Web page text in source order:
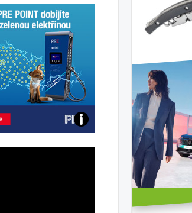
Poznejte